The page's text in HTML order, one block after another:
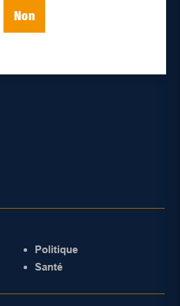
Non
Politique
Santé